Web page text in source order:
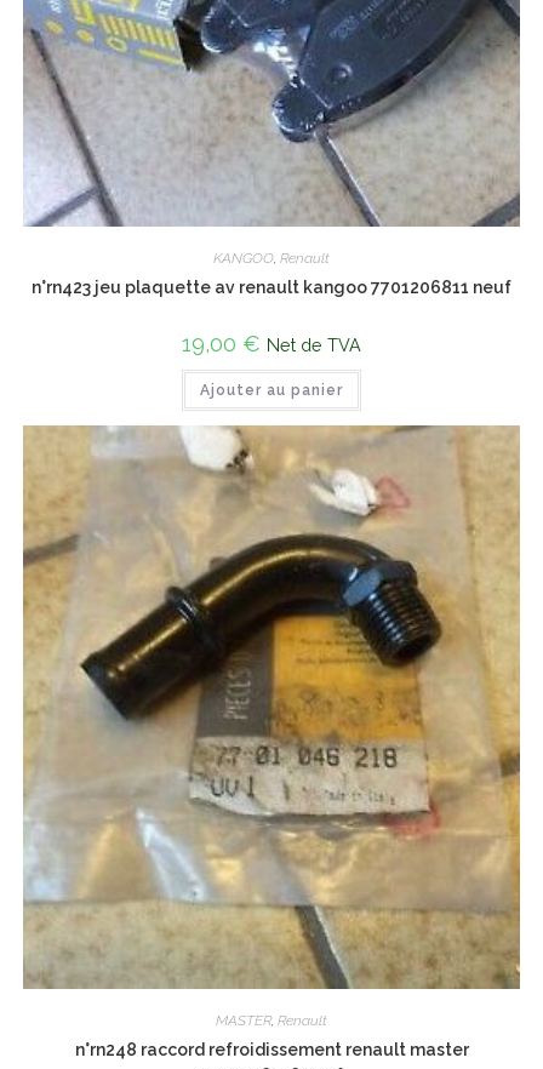
KANGOO, Renault
n°rn423 jeu plaquette av renault kangoo 7701206811 neuf
19,00 € Net de TVA
Ajouter au panier
MASTER, Renault
n°rn248 raccord refroidissement renault master